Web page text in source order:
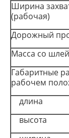
Ширина
(рабочая)
Дорожный
Масса со
Габаритные
рабочем
длина
высота